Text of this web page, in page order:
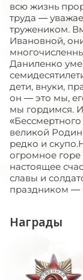
всю жизнь
труда —
тружеником.
Ивановной,
Даниленко
дети, внуки,
он — это мы,
мы гордимся.
великой
редко и
огромное
настоящее
славы и
праздником —
Награды